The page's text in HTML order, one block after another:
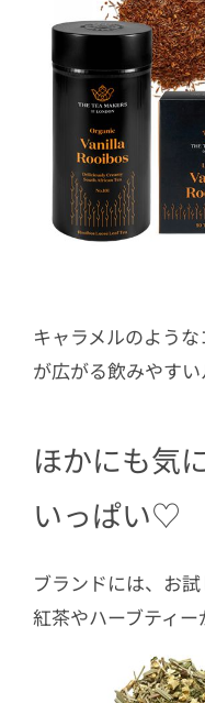
キャラメルのよう
が広がる飲みやすい
ほかにも気
いっぱい♡
ブランドには、お
紅茶やハーブティー